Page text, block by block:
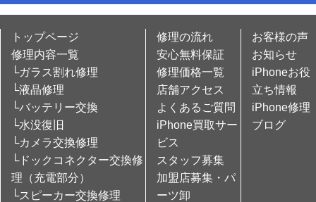
トップページ
修理内容一覧
└ガラス割れ修理
└液晶修理
└バッテリー交換
└水没復旧
└カメラ交換修理
└ドックコネクター交換修
理（充電部分）
└スピーカー交換修理
修理の流れ
安心無料保証
修理価格一覧
店舗アクセス
よくあるご質問
iPhone買取サー
ビス
スタッフ募集
加盟店募集・パ
ーツ卸
お客様の声
お知らせ
iPhoneお役
立ち情報
iPhone修理
ブログ